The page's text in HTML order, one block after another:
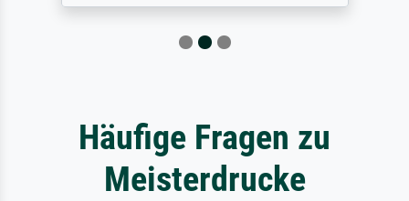
Häufige Fragen zu
Meisterdrucke